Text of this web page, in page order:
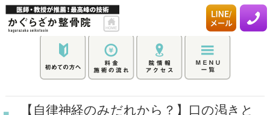
【自律神経のみだれから？】口の渇きと